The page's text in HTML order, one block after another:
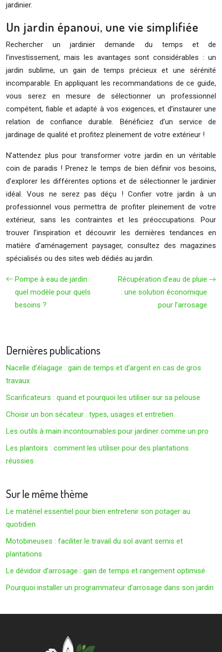
jardinier.
Un jardin épanoui, une vie simplifiée
Rechercher un jardinier demande du temps et de
l’investissement, mais les avantages sont considérables : un
jardin sublime, un gain de temps précieux et une sérénité
incomparable. En appliquant les recommandations de ce guide,
vous serez en mesure de sélectionner un professionnel
compétent, fiable et adapté à vos exigences, et d’instaurer une
relation de confiance durable. Bénéficiez d’un service de
jardinage de qualité et profitez pleinement de votre extérieur !
N’attendez plus pour transformer votre jardin en un véritable
coin de paradis ! Prenez le temps de bien définir vos besoins,
d’explorer les différentes options et de sélectionner le jardinier
idéal. Vous ne serez pas déçu ! Confier votre jardin à un
professionnel vous permettra de profiter pleinement de votre
extérieur, sans les contraintes et les préoccupations. Pour
trouver l’inspiration et découvrir les dernières tendances en
matière d’aménagement paysager, consultez des magazines
spécialisés ou des sites web dédiés au jardin.
Pompe à eau de jardin :
quel modèle pour quels
besoins ?
Récupération d’eau de pluie
: une solution économique
pour l’arrosage
Dernières publications
Nacelle d’élagage : gain de temps et d’argent en cas de gros
travaux
Scarificateurs : quand et pourquoi les utiliser sur sa pelouse
Choisir un bon sécateur : types, usages et entretien
Les outils à main incontournables pour jardiner comme un pro
Les plantoirs : comment les utiliser pour des plantations
réussies
Sur le même thème
Le matériel essentiel pour bien entretenir son potager au
quotidien
Motobineuses : faciliter le travail du sol avant semis et
plantations
Le dévidoir d’arrosage : gain de temps et rangement optimisé
Pourquoi installer un programmateur d’arrosage dans son jardin